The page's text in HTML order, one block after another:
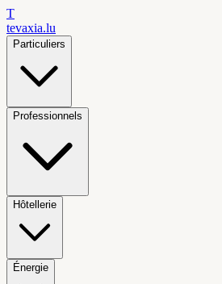
T
tevaxia.lu
Particuliers
Professionnels
Hôtellerie
Énergie